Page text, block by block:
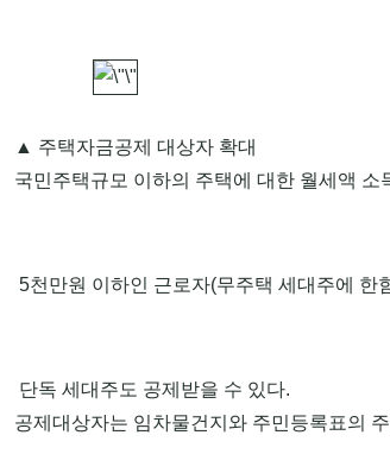
▲ 주택자금공제 대상자 확대
국민주택규모 이하의 주택에 대한 월세액
5천만원 이하인 근로자(무주택 세대주에 한
단독 세대주도 공제받을 수 있다.
공제대상자는 임차물건지와 주민등록표의